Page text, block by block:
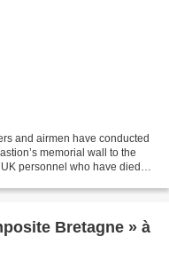
and airmen have conducted
memorial wall to the
personnel who have died
Bretagne » à